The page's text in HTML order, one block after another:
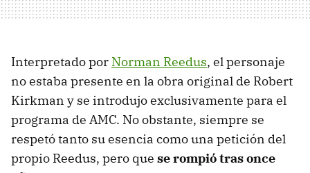
Interpretado por Norman Reedus, el personaje
no estaba presente en la obra original de Robert
Kirkman y se introdujo exclusivamente para el
programa de AMC. No obstante, siempre se
respetó tanto su esencia como una petición del
propio Reedus, pero que se rompió tras once